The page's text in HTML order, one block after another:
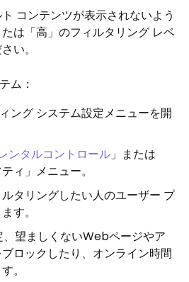
コンテンツが表示されないよう
は「高」のフィルタリング レベ
い。
ム：
ング システム設定メニューを開
ンタルコントロール」または
ィ」メニュー。
タリングしたい人のユーザー プ
す。
望ましくないWebページやア
ロックしたり、オンライン時間
。